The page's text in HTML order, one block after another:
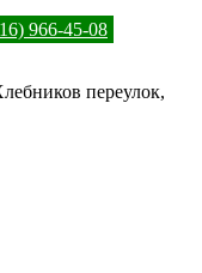
966-45-08
переулок,